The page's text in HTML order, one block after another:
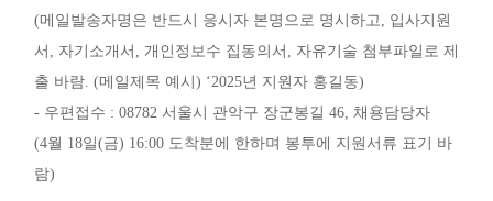
(메일발송자명은 반드시 응시자 본명으로 명시하고, 입사지원
서 , 자기소개서 , 개인정보수 집동의서 , 자유기술 첨부파일로 제
출 바람. (메일제목 예시 ) ‘2025년 지원자 홍길동)
- 우편접수 : 08782 서울시 관악구 장군봉길 46, 채용담당자
(4월 18일(금) 16:00 도착분에 한하며 봉투에 지원서류 표기 바
람)